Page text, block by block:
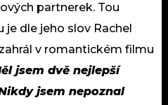
partnerek. Tou
dle jeho slov Rachel
v romantickém filmu
jsem dvě nejlepší
jsem nepoznal